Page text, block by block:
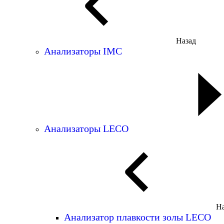
Назад
Анализаторы IMC
Анализаторы LECO
Анализатор плавкости золы LECO